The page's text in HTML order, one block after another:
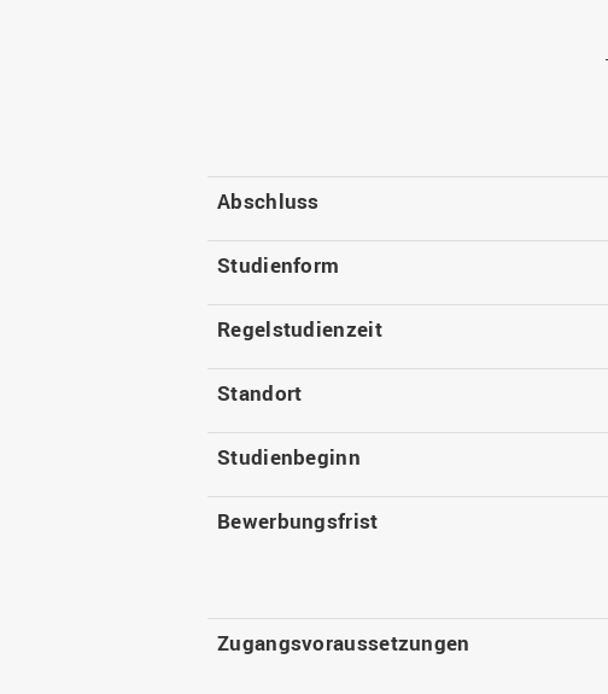
Abschluss
Studienform
Regelstudienzeit
Standort
Studienbeginn
Bewerbungsfrist
Zugangsvoraussetzungen